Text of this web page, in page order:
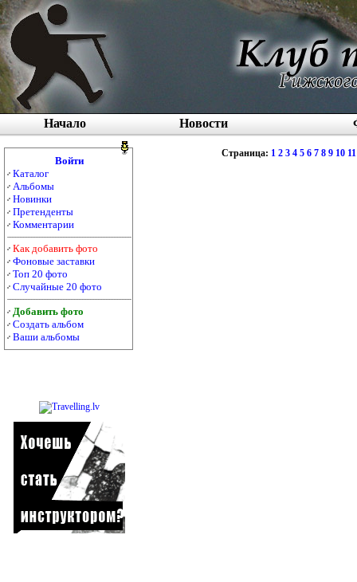
Начало Новости
Войти
Каталог
Альбомы
Новинки
Претенденты
Комментарии
Как добавить фото
Фоновые заставки
Топ 20 фото
Случайные 20 фото
Добавить фото
Создать альбом
Ваши альбомы
Страница: 1 2 3 4 5 6 7 8 9 10 11